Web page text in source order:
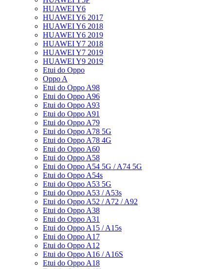
HUAWEI Y6
HUAWEI Y6 2017
HUAWEI Y6 2018
HUAWEI Y6 2019
HUAWEI Y7 2018
HUAWEI Y7 2019
HUAWEI Y9 2019
Etui do Oppo
Oppo A
Etui do Oppo A98
Etui do Oppo A96
Etui do Oppo A93
Etui do Oppo A91
Etui do Oppo A79
Etui do Oppo A78 5G
Etui do Oppo A78 4G
Etui do Oppo A60
Etui do Oppo A58
Etui do Oppo A54 5G / A74 5G
Etui do Oppo A54s
Etui do Oppo A53 5G
Etui do Oppo A53 / A53s
Etui do Oppo A52 / A72 / A92
Etui do Oppo A38
Etui do Oppo A31
Etui do Oppo A15 / A15s
Etui do Oppo A17
Etui do Oppo A12
Etui do Oppo A16 / A16S
Etui do Oppo A18